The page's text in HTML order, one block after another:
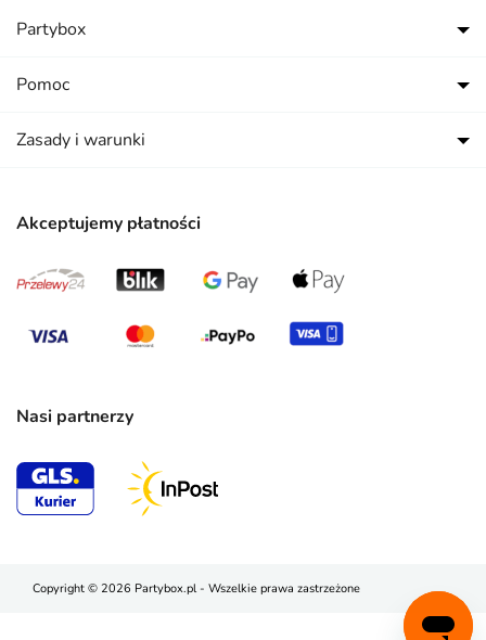
Akceptujemy płatności
Nasi partnerzy
Partybox
Pomoc
Zasady i warunki
Copyright © 2026 Partybox.pl - Wszelkie prawa zastrzeżone